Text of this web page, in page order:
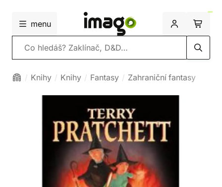
menu
Vyhledávání
Knihy Knihy Fantasy Zahraniční fantasy